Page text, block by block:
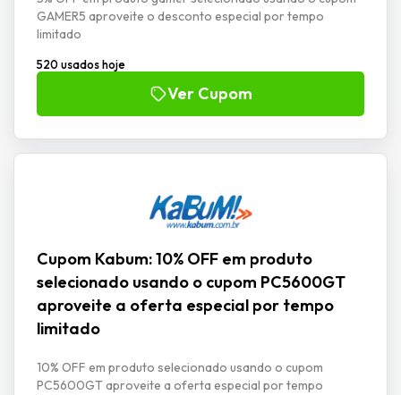
GAMER5 aproveite o desconto especial por tempo
limitado
520 usados hoje
Ver Cupom
Cupom Kabum: 10% OFF em produto
selecionado usando o cupom PC5600GT
aproveite a oferta especial por tempo
limitado
10% OFF em produto selecionado usando o cupom
PC5600GT aproveite a oferta especial por tempo